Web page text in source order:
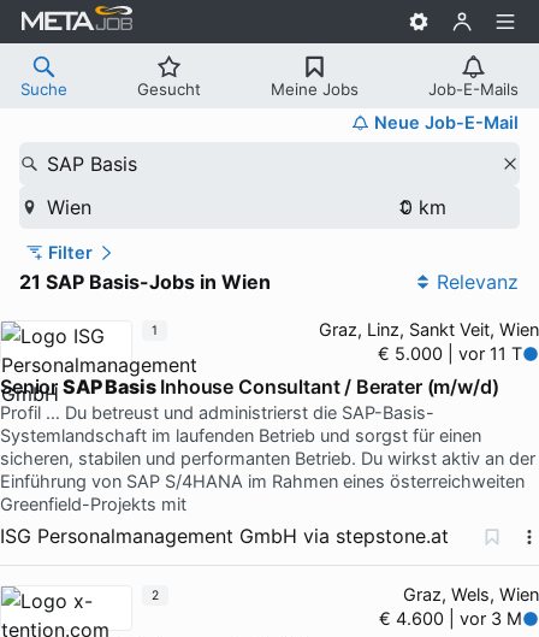
Suche Gesucht Meine Jobs Job-E-Mails
Neue Job-E-Mail
SAP Basis
Wien
Filter
21 SAP Basis-Jobs in Wien Relevanz
Graz, Linz, Sankt Veit, Wien
€ 5.000 | vor 11 T
Senior SAP BasisInhouse Consultant / Berater (m/w/d)
Profil … Du betreust und administrierst die SAP-Basis-
Systemlandschaft im laufenden Betrieb und sorgst für einen
sicheren, stabilen und performanten Betrieb. Du wirkst aktiv an der
Einführung von SAP S/4HANA im Rahmen eines österreichweiten
Greenfield-Projekts mit
ISG Personalmanagement GmbH via stepstone.at
1
Graz, Wels, Wien
€ 4.600 | vor 3 M
2